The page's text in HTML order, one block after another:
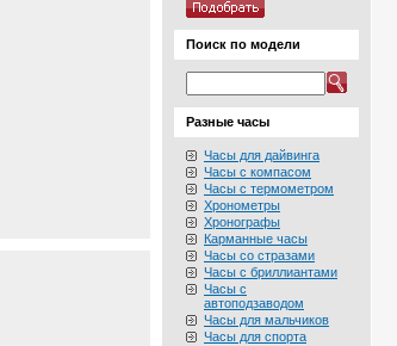
Поиск по модели
Разные часы
Часы для дайвинга
Часы с компасом
Часы с термометром
Хронометры
Хронографы
Карманные часы
Часы со стразами
Часы с бриллиантами
Часы с
автоподзаводом
Часы для мальчиков
Часы для спорта